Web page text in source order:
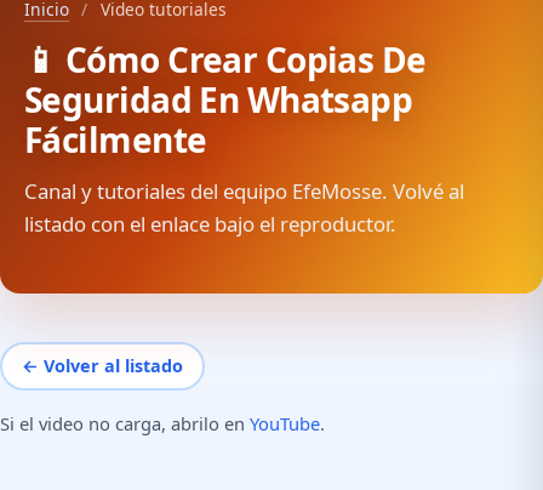
Inicio / Video tutoriales
📱 Cómo Crear Copias De
Seguridad En Whatsapp
Fácilmente
Canal y tutoriales del equipo EfeMosse. Volvé al
listado con el enlace bajo el reproductor.
← Volver al listado
Si el video no carga, abrilo en YouTube.